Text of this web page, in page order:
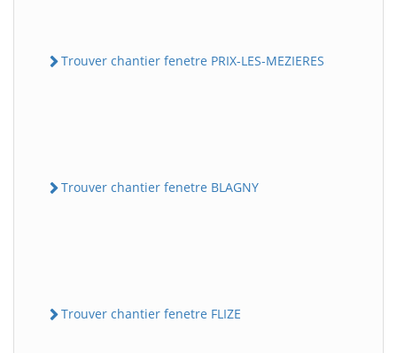
Trouver chantier fenetre PRIX-LES-MEZIERES
Trouver chantier fenetre BLAGNY
Trouver chantier fenetre FLIZE